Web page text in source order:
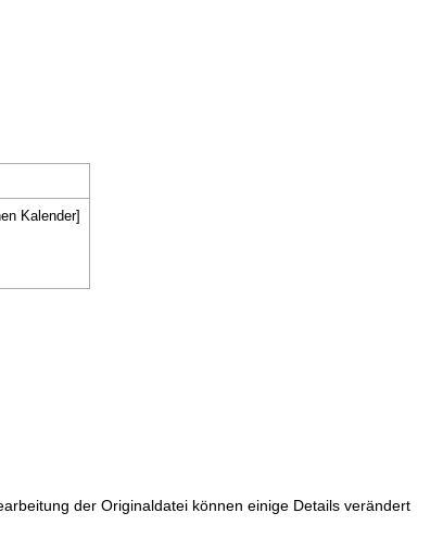
Kalender]
der Originaldatei können einige Details verändert